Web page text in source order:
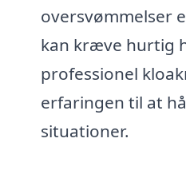
oversvømmelser
kan kræve hurtig
professionel
erfaringen til at
situationer.